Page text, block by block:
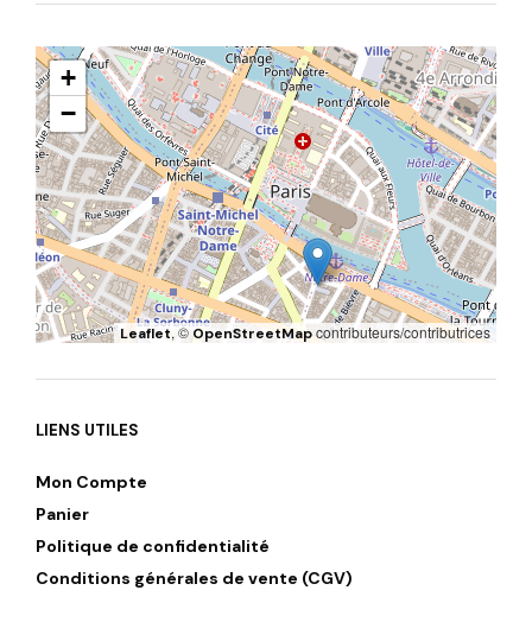
+
−
Leaflet, ©OpenStreetMapcontributeurs/contributrices
LIENS UTILES
Mon Compte
Panier
Politique de confidentialité
Conditions générales de vente (CGV)